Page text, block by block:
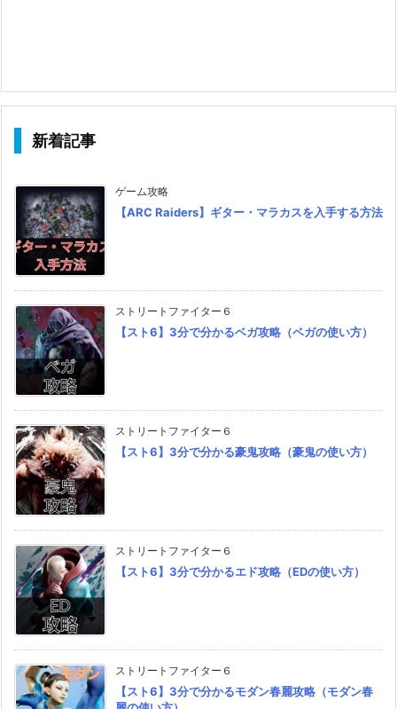
新着記事
ゲーム攻略
【ARC Raiders】ギター・マラカスを入手する方法
ストリートファイター６
【スト6】3分で分かるベガ攻略（ベガの使い方）
ストリートファイター６
【スト6】3分で分かる豪鬼攻略（豪鬼の使い方）
ストリートファイター６
【スト6】3分で分かるエド攻略（EDの使い方）
ストリートファイター６
【スト6】3分で分かるモダン春麗攻略（モダン春